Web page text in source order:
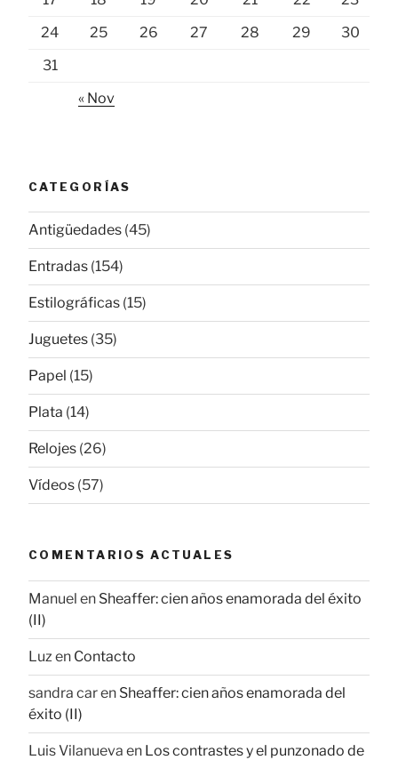
24
25 26 27 28 29
30
31
« Nov
CATEGORÍAS
Antigüedades (45)
Entradas (154)
Estilográficas (15)
Juguetes (35)
Papel (15)
Plata (14)
Relojes (26)
Vídeos (57)
COMENTARIOS ACTUALES
Manuel en Sheaffer: cien años enamorada del éxito
(II)
Luz en Contacto
sandra caren Sheaffer: cien años enamorada del
éxito (II)
Luis Vilanueva en Los contrastes y el punzonado de